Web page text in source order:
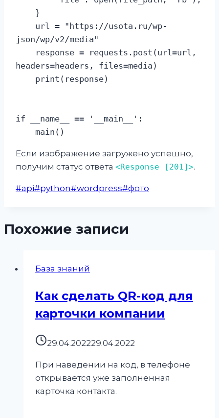
json/wp/v2/media"
headers=headers, files=media)
if __name__ == '__main__':
    main()
Если изображение загружено успешно,
получим статус ответа <Response [201]>.
Метки
#api#python#wordpress#фото
Похожие записи
База знаний
Как сделать QR-код для
карточки компании
29.04.202229.04.2022
При наведении на код, в телефоне
открывается уже заполненная
карточка контакта.